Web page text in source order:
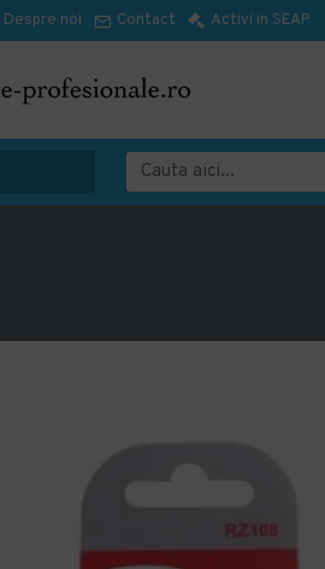
Despre noi Contact Activi in SEAP